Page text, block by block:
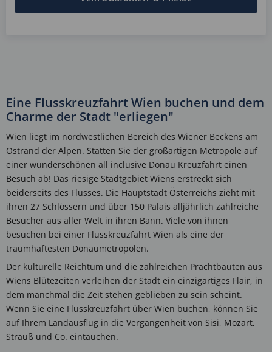
Eine Flusskreuzfahrt Wien buchen und dem
Charme der Stadt "erliegen"
Wien liegt im nordwestlichen Bereich des Wiener Beckens am
Ostrand der Alpen. Statten Sie der großartigen Metropole auf
einer wunderschönen all inclusive Donau Kreuzfahrt einen
Besuch ab! Das riesige Stadtgebiet Wiens erstreckt sich
beiderseits des Flusses. Die Hauptstadt Österreichs zieht mit
ihren 27 Schlössern und über 150 Palais alljährlich zahlreiche
Besucher aus aller Welt in ihren Bann. Viele von ihnen
besuchen bei einer Flusskreuzfahrt Wien als eine der
traumhaftesten Donaumetropolen.
Der kulturelle Reichtum und die zahlreichen Prachtbauten aus
Wiens Blütezeiten verleihen der Stadt ein einzigartiges Flair, in
dem manchmal die Zeit stehen geblieben zu sein scheint.
Wenn Sie eine Flusskreuzfahrt über Wien buchen, können Sie
auf Ihrem Landausflug in die Vergangenheit von Sisi, Mozart,
Strauß und Co. eintauchen.